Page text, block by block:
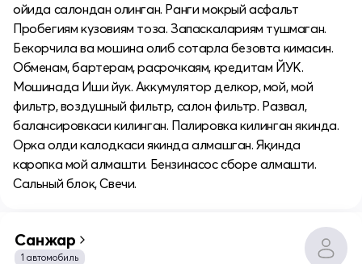
ойида салондан олинган. Ранги мокрый асфальт
Пробегиям кузовиям тоза. Запаскалариям тушмаган.
Бекорчила ва мошина олиб сотарла безовта кимасин.
Обменам, бартерам, расрочкаям, кредитам ЙУК.
Мошинада Иши йук. Аккумулятор делкор, мой, мой
фильтр, воздушный фильтр, салон фильтр. Развал,
балансировкаси килинган. Палировка килинган якинда.
Орка олди калодкаси якинда алмашган. Яқинда
каропка мой алмашти. Бензинасос сборе алмашти.
Сальный блок, Свечи.
Санжар
1 автомобиль